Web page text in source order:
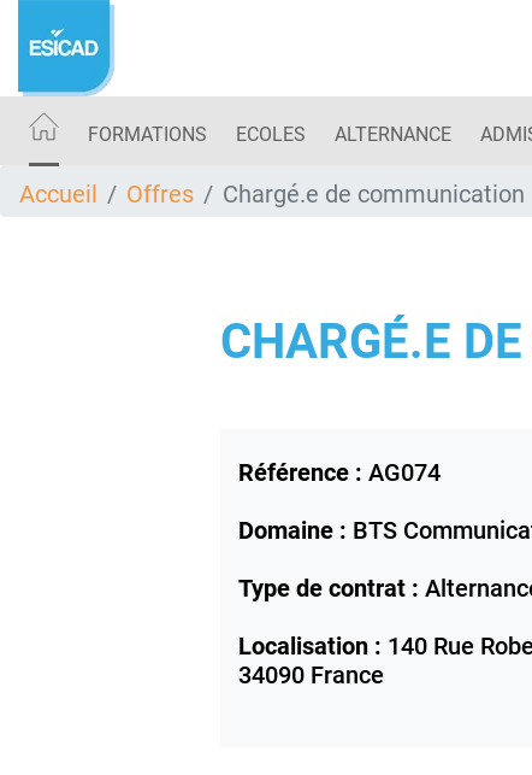
contenu
FORMATIONS ECOLES ALTERNANCE
Accueil Offres Chargé.e de communication
CHARGÉ.E
Référence : AG074
Domaine : BTS
Type de contrat :
Localisation : 140 Rue
34090 France